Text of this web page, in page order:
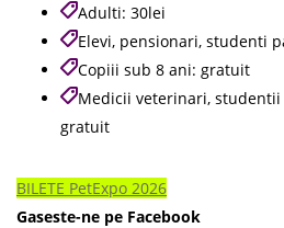
Adulti: 30lei
Elevi, pensionari, studenti
Copiii sub 8 ani: gratuit
Medicii veterinari,
gratuit
BILETE PetExpo 2026
Gaseste-ne pe Facebook